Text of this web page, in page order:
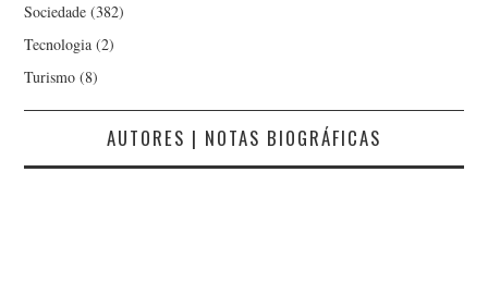
Sociedade (382)
Tecnologia (2)
Turismo (8)
AUTORES | NOTAS BIOGRÁFICAS